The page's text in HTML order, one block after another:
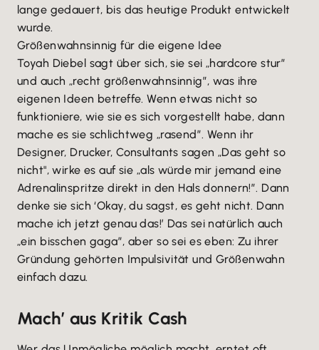
lange gedauert, bis das heutige Produkt entwickelt
wurde.
Größenwahnsinnig für die eigene Idee
Toyah Diebel sagt über sich, sie sei „hardcore stur”
und auch „recht größenwahnsinnig”, was ihre
eigenen Ideen betreffe. Wenn etwas nicht so
funktioniere, wie sie es sich vorgestellt habe, dann
mache es sie schlichtweg „rasend”. Wenn ihr
Designer, Drucker, Consultants sagen „Das geht so
nicht", wirke es auf sie „als würde mir jemand eine
Adrenalinspritze direkt in den Hals donnern!”. Dann
denke sie sich ‘Okay, du sagst, es geht nicht. Dann
mache ich jetzt genau das!’ Das sei natürlich auch
„ein bisschen gaga”, aber so sei es eben: Zu ihrer
Gründung gehörten Impulsivität und Größenwahn
einfach dazu.
Mach’ aus Kritik Cash